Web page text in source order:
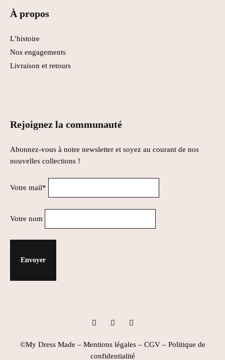
À propos
L’histoire
Nos engagements
Livraison et retours
Rejoignez la communauté
Abonnez-vous à notre newsletter et soyez au courant de nos
nouvelles collections !
Votre mail*
Votre nom
©My Dress Made – Mentions légales– CGV– Politique de
confidentialité
InstagramFacebookPinterest